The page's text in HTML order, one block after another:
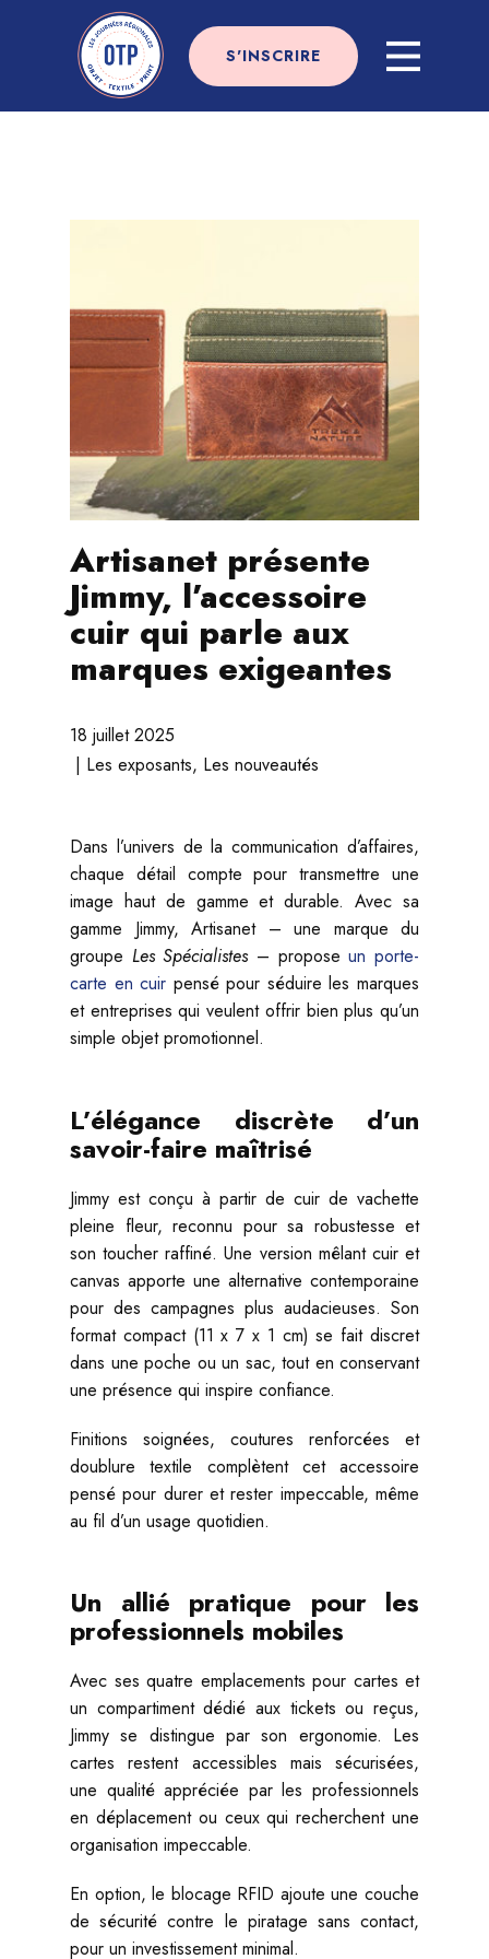
S'INSCRIRE
Artisanet présente
Jimmy, l’accessoire
cuir qui parle aux
marques exigeantes
18 juillet 2025
Les exposants, Les nouveautés
Dans l’univers de la communication d’affaires,
chaque détail compte pour transmettre une
image haut de gamme et durable. Avec sa
gamme Jimmy, Artisanet – une marque du
groupe Les Spécialistes– proposeun porte-
carte en cuir pensé pour séduire les marques
et entreprises qui veulent offrir bien plus qu’un
simple objet promotionnel.
L’élégance discrète d’un
savoir-faire maîtrisé
Jimmy est conçu à partir de cuir de vachette
pleine fleur, reconnu pour sa robustesse et
son toucher raffiné. Une version mêlant cuir et
canvas apporte une alternative contemporaine
pour des campagnes plus audacieuses. Son
format compact (11 x 7 x 1 cm) se fait discret
dans une poche ou un sac, tout en conservant
une présence qui inspire confiance.
Finitions soignées, coutures renforcées et
doublure textile complètent cet accessoire
pensé pour durer et rester impeccable, même
au fil d’un usage quotidien.
Un allié pratique pour les
professionnels mobiles
Avec ses quatre emplacements pour cartes et
un compartiment dédié aux tickets ou reçus,
Jimmy se distingue par son ergonomie. Les
cartes restent accessibles mais sécurisées,
une qualité appréciée par les professionnels
en déplacement ou ceux qui recherchent une
organisation impeccable.
En option, le blocage RFID ajoute une couche
de sécurité contre le piratage sans contact,
pour un investissement minimal.